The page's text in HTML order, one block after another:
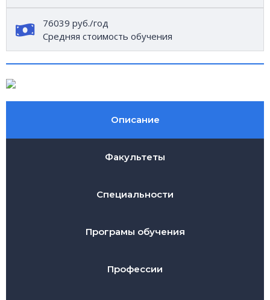
76039 руб./год
Средняя стоимость обучения
Описание
Факультеты
Специальности
Програмы обучения
Профессии